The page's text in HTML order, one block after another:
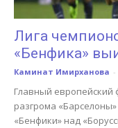
Лига
«Бенфика»
Каминат Имирханова -
Главный европейский
разгрома
«Бенфики» над